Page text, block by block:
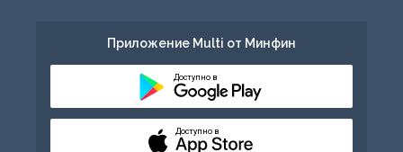
Приложение Multi от Минфин
Доступно в
Доступно в